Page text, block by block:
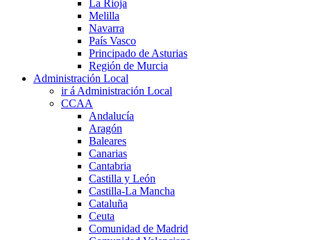
La Rioja
Melilla
Navarra
País Vasco
Principado de Asturias
Región de Murcia
Administración Local
ir á Administración Local
CCAA
Andalucía
Aragón
Baleares
Canarias
Cantabria
Castilla y León
Castilla-La Mancha
Cataluña
Ceuta
Comunidad de Madrid